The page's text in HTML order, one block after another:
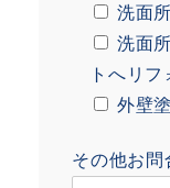
洗面
洗面
トへリフ
外壁
その他お問